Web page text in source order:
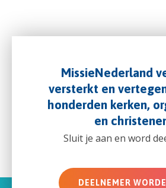
MissieNederland
versterkt en
honderden kerken,
en
Sluit je aan en word
DEELNEMER